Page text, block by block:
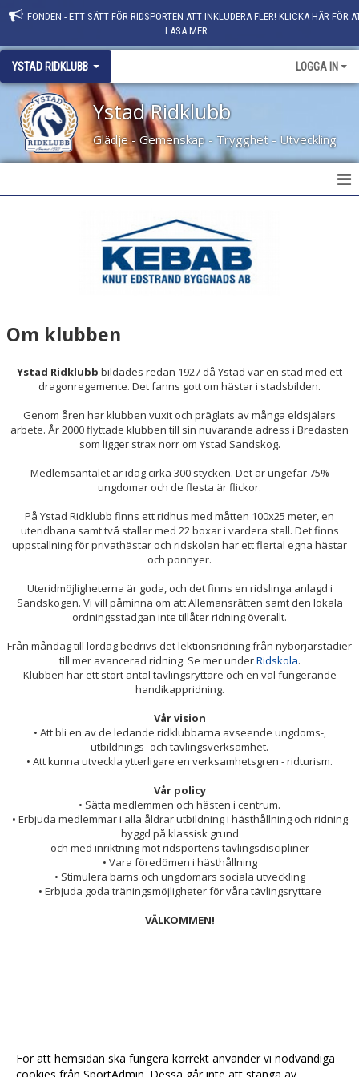
FONDEN - ETT SÄTT FÖR RIDSPORTEN ATT INKLUDERA FLER! KLICKA HÄR FÖR
LÄSA MER.
YSTAD RIDKLUBB LOGGA IN
Ystad Ridklubb
Glädje - Gemenskap - Trygghet - Utveckling
STYRELSE 2026
VALBEREDNING 2026
BARNS RÄTTIGHETER
YSTAD RIDKLUBBS VÄRDEGRUND
VISIONSDOKUMENT
SOCIALA MEDIER - POLICY OCH RIKTLINJER
DROGPOLICY FÖR YSTAD RIDKLUBB
ÅRSMÖTE 2026
PERSONAL
HÄSTAR
Om klubben
Ystad Ridklubb bildades redan 1927 då Ystad var en stad med ett
dragonregemente. Det fanns gott om hästar i stadsbilden.
Genom åren har klubben vuxit och präglats av många eldsjälars
arbete. År 2000 flyttade klubben till sin nuvarande adress i Bredasten
som ligger strax norr om Ystad Sandskog.
Medlemsantalet är idag cirka 300 stycken. Det är ungefär 75%
ungdomar och de flesta är flickor.
På Ystad Ridklubb finns ett ridhus med måtten 100x25 meter, en
uteridbana samt två stallar med 22 boxar i vardera stall. Det finns
uppstallning för privathästar och ridskolan har ett flertal egna hästar
och ponnyer.
Uteridmöjligheterna är goda, och det finns en ridslinga anlagd i
Sandskogen. Vi vill påminna om att Allemansrätten samt den lokala
ordningsstadgan inte tillåter ridning överallt.
Från måndag till lördag bedrivs det lektionsridning från nybörjarstadier
till mer avancerad ridning. Se mer underRidskola.
Klubben har ett stort antal tävlingsryttare och en väl fungerande
handikappridning.
Vår vision
• Att bli en av de ledande ridklubbarna avseende ungdoms-,
utbildnings- och tävlingsverksamhet.
• Att kunna utveckla ytterligare en verksamhetsgren - ridturism.
Vår policy
• Sätta medlemmen och hästen i centrum.
• Erbjuda medlemmar i alla åldrar utbildning i hästhållning och ridning
byggd på klassisk grund
och med inriktning mot ridsportens tävlingsdiscipliner
• Vara föredömen i hästhållning
• Stimulera barns och ungdomars sociala utveckling
• Erbjuda goda träningsmöjligheter för våra tävlingsryttare
VÄLKOMMEN!
För att hemsidan ska fungera korrekt använder vi nödvändiga